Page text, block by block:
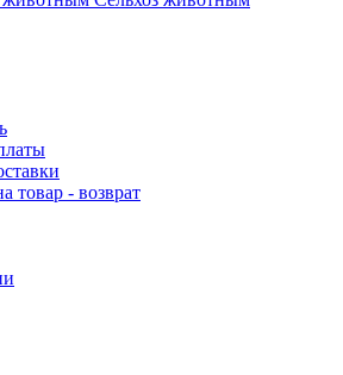
товар - возврат